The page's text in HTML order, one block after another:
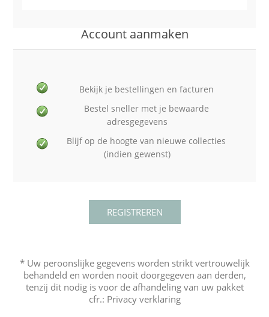
Account aanmaken
Bekijk je bestellingen en facturen
Bestel sneller met je bewaarde
adresgegevens
Blijf op de hoogte van nieuwe collecties
(indien gewenst)
* Uw peroonslijke gegevens worden strikt vertrouwelijk
behandeld en worden nooit doorgegeven aan derden,
tenzij dit nodig is voor de afhandeling van uw pakket
cfr.: Privacy verklaring